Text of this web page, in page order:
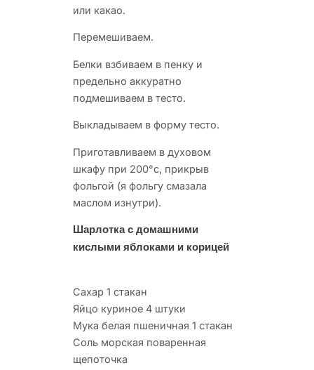
или какао.
Перемешиваем.
Белки взбиваем в пенку и
предельно аккуратно
подмешиваем в тесто.
Выкладываем в форму тесто.
Приготавливаем в духовом
шкафу при 200°c, прикрыв
фольгой (я фольгу смазала
маслом изнутри).
Шарлотка с домашними
кислыми яблоками и корицей
Сахар 1 стакан
Яйцо куриное 4 штуки
Мука белая пшеничная 1 стакан
Соль морская поваренная
щепоточка